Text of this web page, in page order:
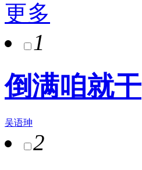
更多
1
倒满咱就干
吴语珅
2